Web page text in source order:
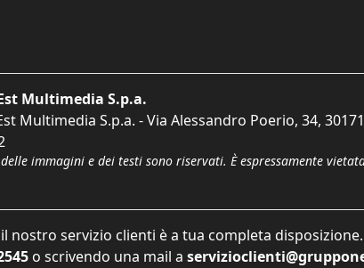
Multimedia S.p.a.
Multimedia S.p.a. - Via Alessandro Poerio, 34, 30171
immagini e dei testi sono riservati. È espressamente
nostro servizio clienti è a tua completa disposizione.
o scrivendo una mail a